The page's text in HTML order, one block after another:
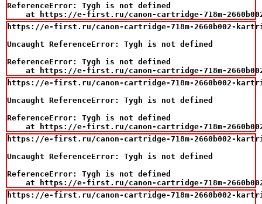
ReferenceError: Tygh is not defined
at https://e-first.ru/canon-cartridge-718m-
https://e-first.ru/canon-cartridge-718m-2660b002-
Uncaught ReferenceError: Tygh is not defined
ReferenceError: Tygh is not defined
at https://e-first.ru/canon-cartridge-718m-
https://e-first.ru/canon-cartridge-718m-2660b002-
Uncaught ReferenceError: Tygh is not defined
ReferenceError: Tygh is not defined
at https://e-first.ru/canon-cartridge-718m-
https://e-first.ru/canon-cartridge-718m-2660b002-
Uncaught ReferenceError: Tygh is not defined
ReferenceError: Tygh is not defined
at https://e-first.ru/canon-cartridge-718m-
https://e-first.ru/canon-cartridge-718m-2660b002-